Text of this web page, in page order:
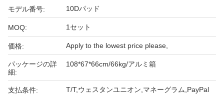
モデル番号: 10Dパッド
MOQ: 1セット
価格: Apply to the lowest price please,
パッケージの詳
細:
108*67*66cm/66kg/アルミ箱
支払条件: T/T,ウェスタンユニオン,マネーグラム,PayPal